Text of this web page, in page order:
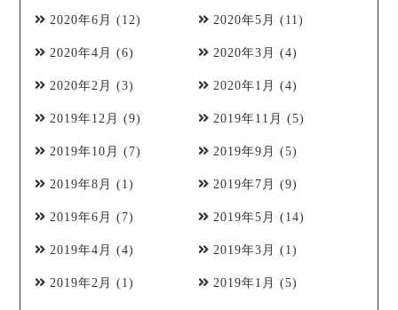
2020年6月 (12) 2020年5月 (11)
2020年4月 (6) 2020年3月 (4)
2020年2月 (3) 2020年1月 (4)
2019年12月 (9) 2019年11月 (5)
2019年10月 (7) 2019年9月 (5)
2019年8月 (1) 2019年7月 (9)
2019年6月 (7) 2019年5月 (14)
2019年4月 (4) 2019年3月 (1)
2019年2月 (1) 2019年1月 (5)